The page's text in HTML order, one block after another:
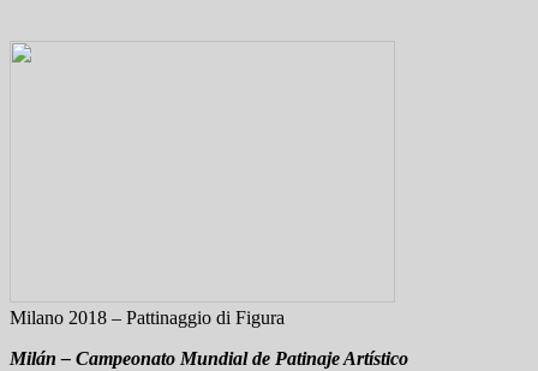
Milano 2018 – Pattinaggio di Figura
Milán – Campeonato Mundial de Patinaje Artístico